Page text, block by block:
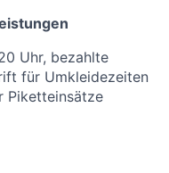
Uhr, bezahlte
für Umkleidezeiten
Piketteinsätze